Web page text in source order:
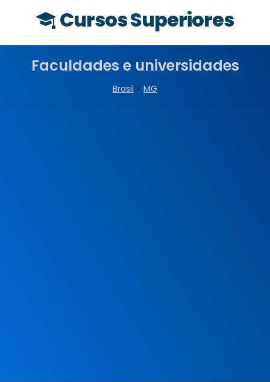
Cursos Superiores
Faculdades e universidades
Brasil > MG